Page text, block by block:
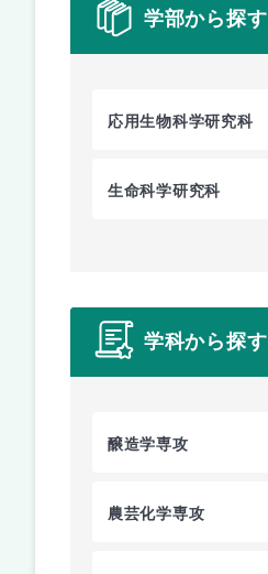
学部から探す
応用生物科学研究科
生命科学研究科
学科から探す
醸造学専攻
農芸化学専攻